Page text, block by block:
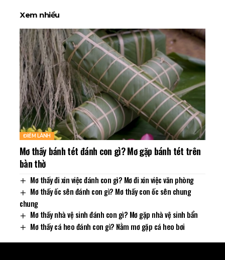
Xem nhiều
ĐIỀM LÀNH
Mơ thấy bánh tét đánh con gì? Mơ gặp bánh tét trên
bàn thờ
Mơ thấy đi xin việc đánh con gì? Mơ đi xin việc văn phòng
Mơ thấy ốc sên đánh con gì? Mơ thấy con ốc sên chung
chung
Mơ thấy nhà vệ sinh đánh con gì? Mơ gặp nhà vệ sinh bẩn
Mơ thấy cá heo đánh con gì? Nằm mơ gặp cá heo bơi